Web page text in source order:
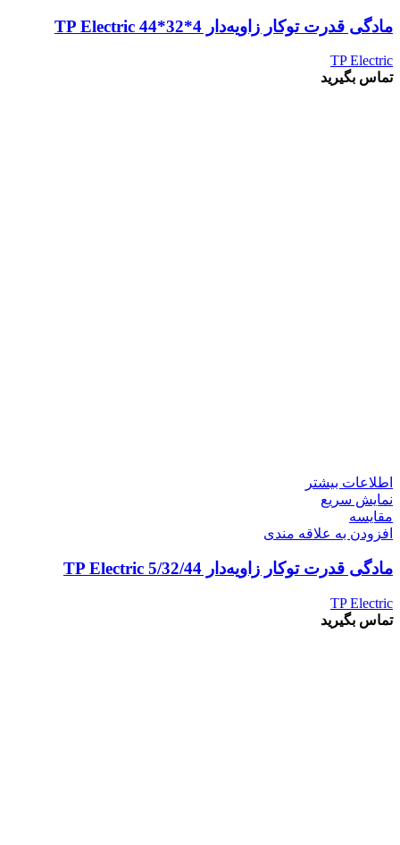
مادگی قدرت توکار زاویه‌دار 4*32*44 TP Electric
TP Electric
تماس بگیرید
اطلاعات بیشتر
نمایش سریع
مقايسه
افزودن به علاقه مندی
مادگی قدرت توکار زاویه‌دار 5/32/44 TP Electric
TP Electric
تماس بگیرید